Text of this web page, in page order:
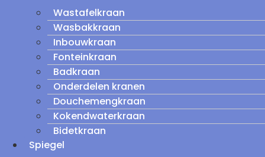
Wastafelkraan
Wasbakkraan
Inbouwkraan
Fonteinkraan
Badkraan
Onderdelen kranen
Douchemengkraan
Kokendwaterkraan
Bidetkraan
Spiegel